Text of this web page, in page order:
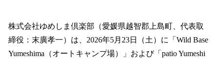
！
数
を
読
株式会社ゆめしま倶楽部（愛媛県越智郡上島町、代表取
締役：末廣孝一）は、2026年5月23日（土）に「Wild Base
Yumeshima（オートキャンプ場）」および「patio Yumeshi